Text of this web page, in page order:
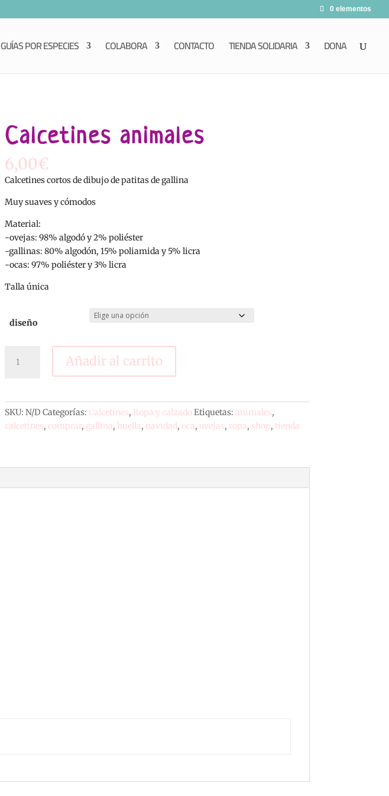
0 elementos
GUÍAS POR ESPECIES COLABORA CONTACTO TIENDA SOLIDARIA DONA
Calcetines animales
6,00€
Calcetines cortos de dibujo de patitas de gallina
Muy suaves y cómodos
Material:
-ovejas: 98% algodó y 2% poliéster
-gallinas: 80% algodón, 15% poliamida y 5% licra
-ocas: 97% poliéster y 3% licra
Talla única
diseño
animales
Añadir al carrito
SKU: N/D Categorías: Calcetines, Ropa y calzadoEtiquetas: animales,
calcetines, comprar, gallina, huella, navidad, oca, ovejas, ropa, shop, tienda